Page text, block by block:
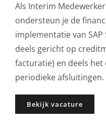
Als Interim
ondersteun je de
implementatie van
deels gericht op
facturatie) en deels
periodieke afsluitingen.
Bekijk vacature